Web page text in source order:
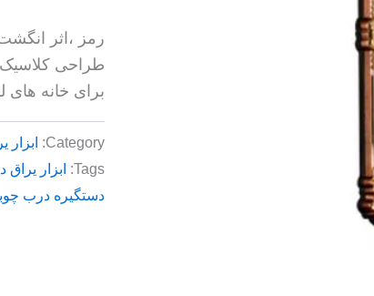
رمز ،اثر
طراحی کلاسیک
برای خانه های
Category: ابزار
Tags: ابزار یراق
دستگیره درب